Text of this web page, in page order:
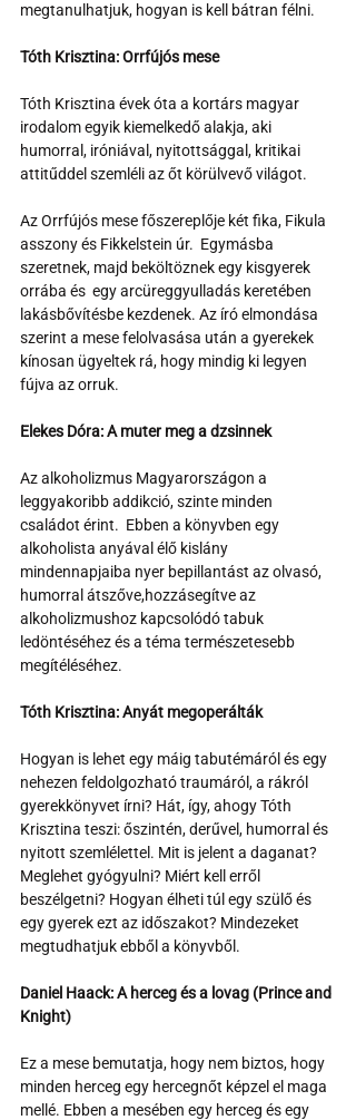
megtanulhatjuk, hogyan is kell bátran félni.
Tóth Krisztina: Orrfújós mese
Tóth Krisztina évek óta a kortárs magyar
irodalom egyik kiemelkedő alakja, aki
humorral, iróniával, nyitottsággal, kritikai
attitűddel szemléli az őt körülvevő világot.
Az Orrfújós mese főszereplője két fika, Fikula
asszony és Fikkelstein úr.  Egymásba
szeretnek, majd beköltöznek egy kisgyerek
orrába és  egy arcüreggyulladás keretében
lakásbővítésbe kezdenek. Az író elmondása
szerint a mese felolvasása után a gyerekek
kínosan ügyeltek rá, hogy mindig ki legyen
fújva az orruk.
Elekes Dóra: A muter meg a dzsinnek
Az alkoholizmus Magyarországon a
leggyakoribb addikció, szinte minden
családot érint.  Ebben a könyvben egy
alkoholista anyával élő kislány
mindennapjaiba nyer bepillantást az olvasó,
humorral átszőve,hozzásegítve az
alkoholizmushoz kapcsolódó tabuk
ledöntéséhez és a téma természetesebb
megítéléséhez.
Tóth Krisztina: Anyát megoperálták
Hogyan is lehet egy máig tabutémáról és egy
nehezen feldolgozható traumáról, a rákról
gyerekkönyvet írni? Hát, így, ahogy Tóth
Krisztina teszi: őszintén, derűvel, humorral és
nyitott szemlélettel. Mit is jelent a daganat?
Meglehet gyógyulni? Miért kell erről
beszélgetni? Hogyan élheti túl egy szülő és
egy gyerek ezt az időszakot? Mindezeket
megtudhatjuk ebből a könyvből.
Daniel Haack: A herceg és a lovag (Prince and
Knight)
Ez a mese bemutatja, hogy nem biztos, hogy
minden herceg egy hercegnőt képzel el maga
mellé. Ebben a mesében egy herceg és egy